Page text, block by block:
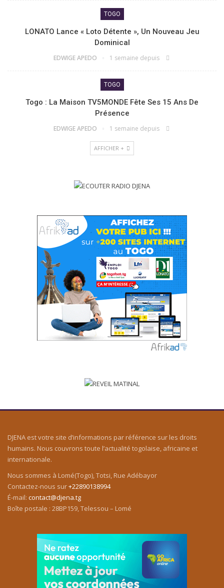
TOGO
LONATO Lance « Loto Détente », Un Nouveau Jeu
Dominical
EDWIGE APEDO 1 semaine depuis
TOGO
Togo : La Maison TV5MONDE Fête Ses 15 Ans De
Présence
EDWIGE APEDO 1 semaine depuis
AFFICHER +
DJENA est votre site d’informations par référence sur les droits
humains. Nous couvrons toute l’actualité togolaise, africaine et
internationale.
Nous sommes à Lomé(Togo), Totsi, Rue Adébayor
Contactez-nous sur+22890138994
É-mail: contact@djena.tg
Boîte postale : 28BP159, Telessou – Lomé